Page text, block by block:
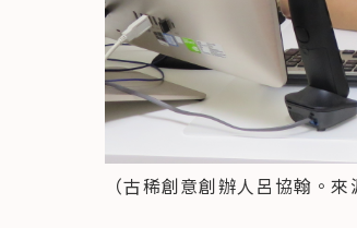
（古稀創意創辦人呂協翰。來